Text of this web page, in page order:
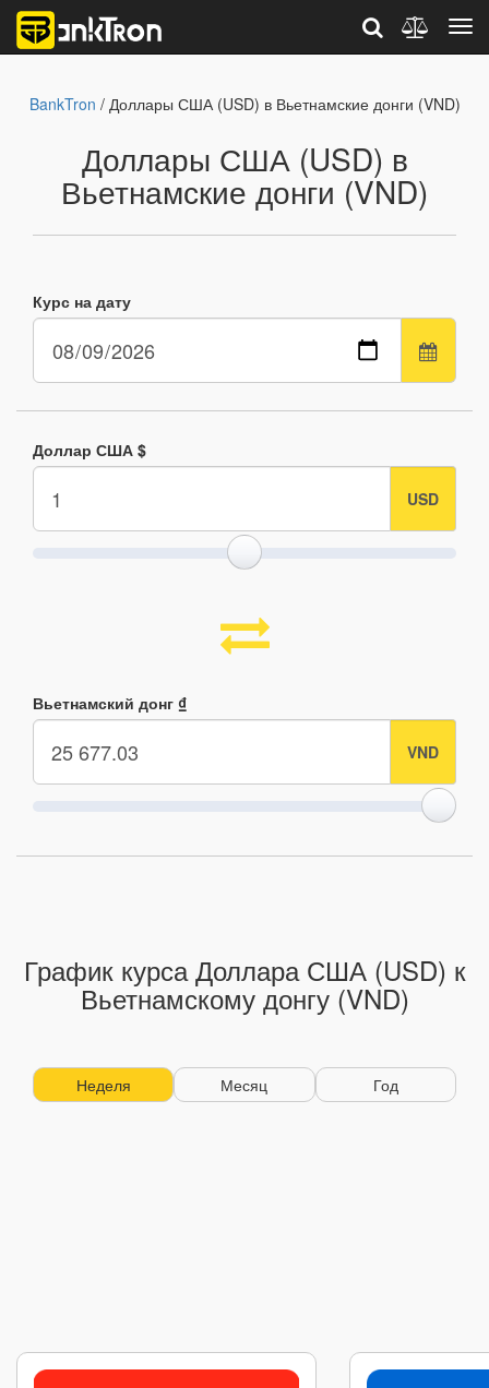
BankTron / Доллары США (USD) в Вьетнамские донги (VND)
Доллары США (USD) в
Вьетнамские донги (VND)
Курс на дату
Доллар США $
Вьетнамский донг ₫
График курса Доллара США (USD) к
Вьетнамскому донгу (VND)
Неделя Месяц Год